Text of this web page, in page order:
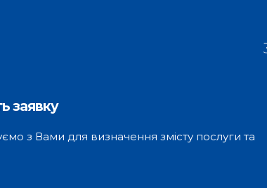
заявку
з Вами для визначення змісту послуги та